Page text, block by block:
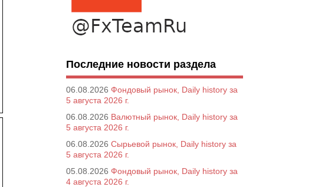
Последние новости раздела
06.08.2026 Фондовый рынок, Daily history за
5 августа 2026 г.
06.08.2026 Валютный рынок, Daily history за
5 августа 2026 г.
06.08.2026 Сырьевой рынок, Daily history за
5 августа 2026 г.
05.08.2026 Фондовый рынок, Daily history за
4 августа 2026 г.